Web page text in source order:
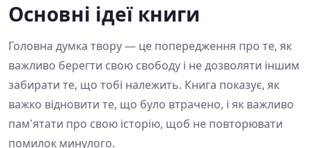
Основні ідеї книги
Головна думка твору — це попередження про те, як
важливо берегти свою свободу і не дозволяти іншим
забирати те, що тобі належить. Книга показує, як
важко відновити те, що було втрачено, і як важливо
пам'ятати про свою історію, щоб не повторювати
помилок минулого.